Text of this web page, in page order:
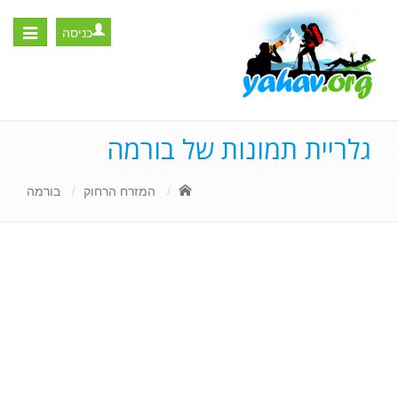
Toggle
כניסה
גלריית תמונות של בורמה
המזרח הרחוק בורמה